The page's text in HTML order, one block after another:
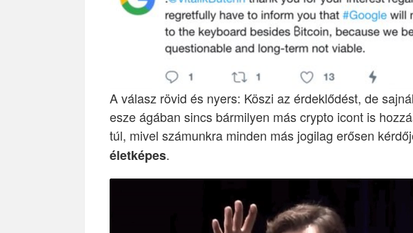
A válasz rövid és nyers: Köszi az érdeklődést, de
esze ágában sincs bármilyen más crypto icont is
túl, mivel számunkra minden más jogilag erősen
életképes.